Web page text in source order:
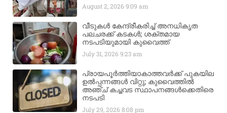
August 2, 20269:09 am
വീടുകൾ കേന്ദ്രീകരിച്ച് അനധികൃത
പലചരക്ക് കടകൾ; ശക്തമായ
നടപടിയുമായി കുവൈത്ത്
July 31, 20269:23 am
പ്രായപൂർത്തിയാകാത്തവർക്ക് പുകയില
ഉൽപ്പന്നങ്ങൾ വിറ്റു; കുവൈത്തിൽ
അഞ്ച് കച്ചവട സ്ഥാപനങ്ങൾക്കെതിരെ
നടപടി
July 29, 20268:08 pm